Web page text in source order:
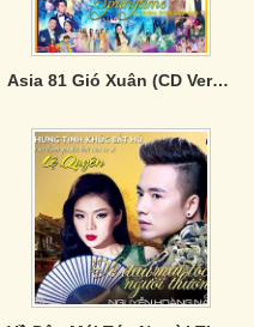
Asia 81 Gió Xuân (CD Version - CD1)